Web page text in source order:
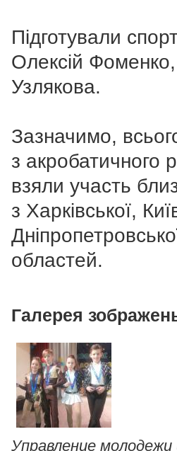
Підготували
Олексій
Узлякова.
Зазначимо,
з акробатичного
взяли участь
з Харківської,
областей.
Галерея
Управление